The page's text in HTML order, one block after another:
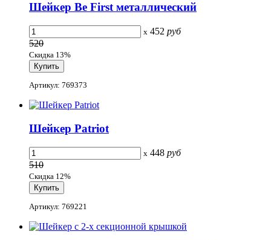
Шейкер Be First металлический
x 452 руб
520
Скидка 13%
Артикул: 769373
Шейкер Patriot
x 448 руб
510
Скидка 12%
Артикул: 769221